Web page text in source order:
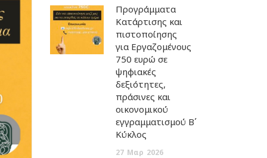
Προγράμματα
Κατάρτισης και
πιστοποίησης
για Εργαζομένους
750 ευρώ σε
ψηφιακές
δεξιότητες,
πράσινες και
οικονομικού
εγγραμματισμού Β΄
Κύκλος
27 Μαρ 2026